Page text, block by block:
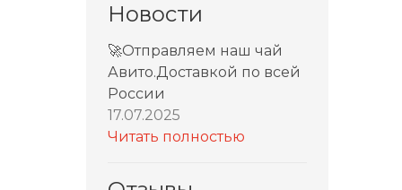
Новости
🚀Отправляем наш чай
Авито.Доставкой по всей
России
17.07.2025
Читать полностью